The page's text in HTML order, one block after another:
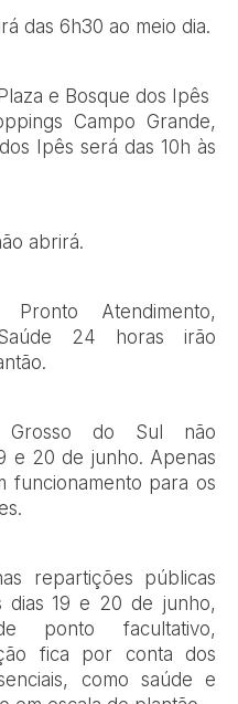
das 6h30 ao meio dia.
e Bosque dos Ipês
Campo Grande,
Ipês será das 10h às
abrirá.
Atendimento,
24 horas irão
do Sul não
e 20 de junho. Apenas
funcionamento para os
repartições públicas
dias 19 e 20 de junho,
ponto facultativo,
fica por conta dos
como saúde e